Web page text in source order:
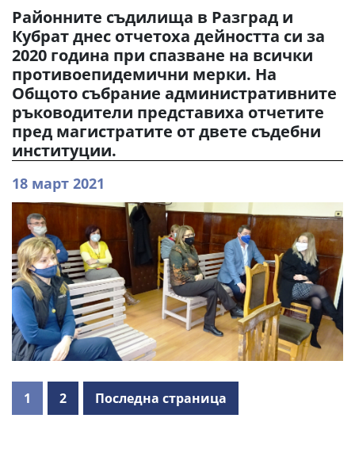
Районните съдилища в Разград и
Кубрат днес отчетоха дейността си за
2020 година при спазване на всички
противоепидемични мерки. На
Общото събрание административните
ръководители представиха отчетите
пред магистратите от двете съдебни
институции.
18 март 2021
1 2 Последна страница